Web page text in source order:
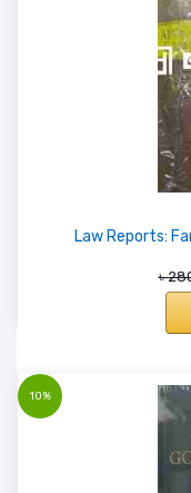
Law Reports:
৳
10%